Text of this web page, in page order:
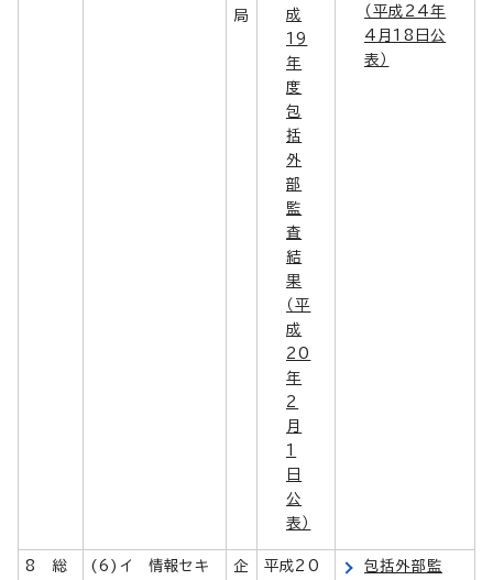
局
成
19
年
度
包
括
外
部
監
査
結
果
（平
成
20
年
2
月
1
日
公
表）
（平成24年
4月18日公
表）
8 総
(6)イ 情報セキ
企
平成20
包括外部監